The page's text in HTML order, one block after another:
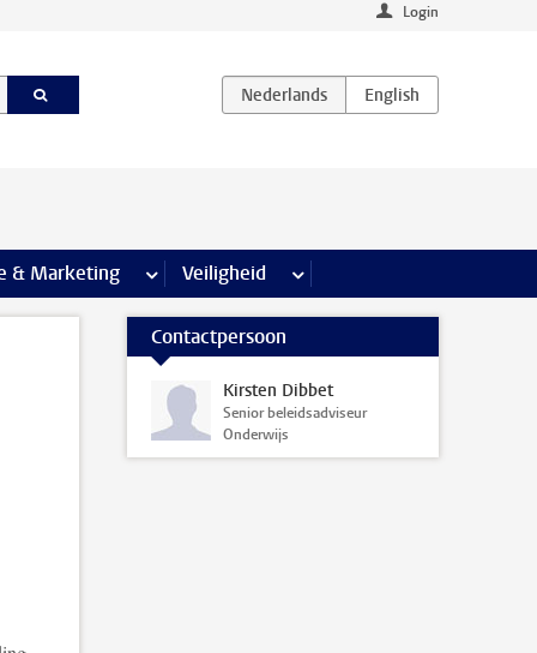
Login
& Marketing meer Communicatie & Marketing pagina’s
Veiligheid meer Veiligheid pagina’s
Contactpersoon
Kirsten Dibbet
Senior beleidsadviseur
Onderwijs